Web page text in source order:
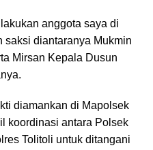
anggota saya di
saksi diantaranya Mukmin
Mirsan Kepala Dusun
diamankan di Mapolsek
koordinasi antara Polsek
Tolitoli untuk ditangani